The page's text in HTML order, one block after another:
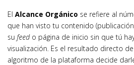
El Alcance Orgánico se refiere al
que han visto tu contenido
su feedo página de inicio sin que tú
visualización. Es el resultado directo
algoritmo de la plataforma decide